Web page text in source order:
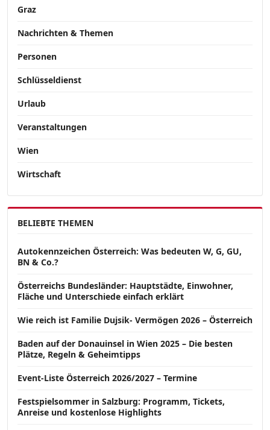
Graz
Nachrichten & Themen
Personen
Schlüsseldienst
Urlaub
Veranstaltungen
Wien
Wirtschaft
BELIEBTE THEMEN
Autokennzeichen Österreich: Was bedeuten W, G, GU,
BN & Co.?
Österreichs Bundesländer: Hauptstädte, Einwohner,
Fläche und Unterschiede einfach erklärt
Wie reich ist Familie Dujsik- Vermögen 2026 – Österreich
Baden auf der Donauinsel in Wien 2025 – Die besten
Plätze, Regeln & Geheimtipps
Event-Liste Österreich 2026/2027 – Termine
Festspielsommer in Salzburg: Programm, Tickets,
Anreise und kostenlose Highlights